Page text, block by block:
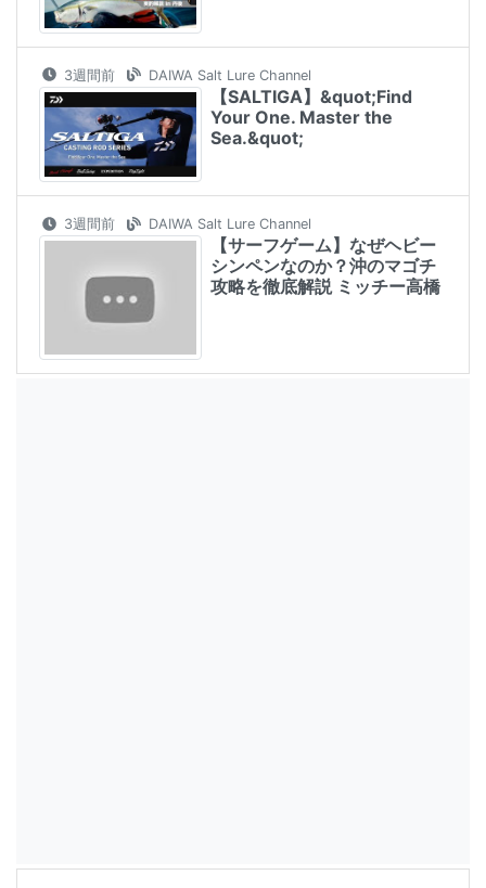
3週間前 DAIWA Salt Lure Channel
【SALTIGA】​&quot;Find
Your One. Master the
Sea.&quot;
3週間前 DAIWA Salt Lure Channel
【サーフゲーム】なぜヘビー
シンペンなのか？沖のマゴチ
攻略を徹底解説 ミッチー高橋